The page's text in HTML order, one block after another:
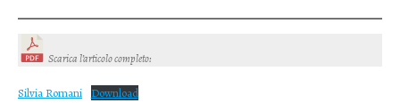
Scarica l’articolo completo:
Silvia Romani Download